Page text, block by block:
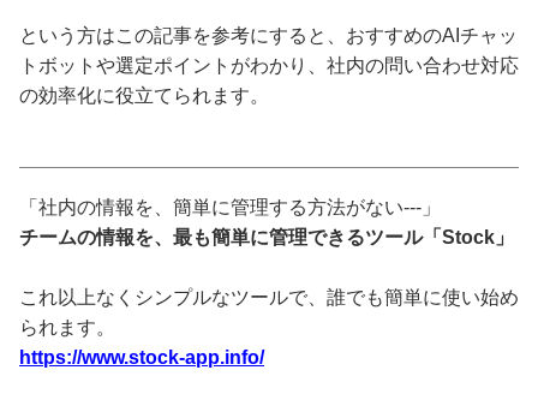
という方はこの記事を参考にすると、おすすめのAIチャッ
トボットや選定ポイントがわかり、社内の問い合わせ対応
の効率化に役立てられます。
「社内の情報を、簡単に管理する方法がない---」
チームの情報を、最も簡単に管理できるツール「Stock」
これ以上なくシンプルなツールで、誰でも簡単に使い始め
られます。
https://www.stock-app.info/